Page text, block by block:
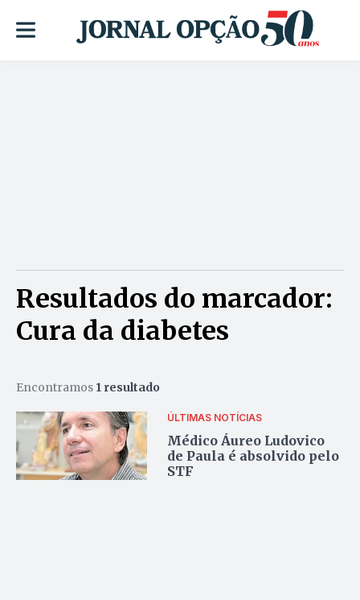
Resultados do marcador:
Cura da diabetes
Encontramos 1 resultado
ÚLTIMAS NOTÍCIAS
Médico Áureo Ludovico
de Paula é absolvido pelo
STF